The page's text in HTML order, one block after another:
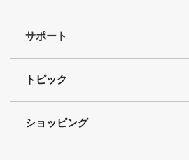
サポート
トピック
ショッピング